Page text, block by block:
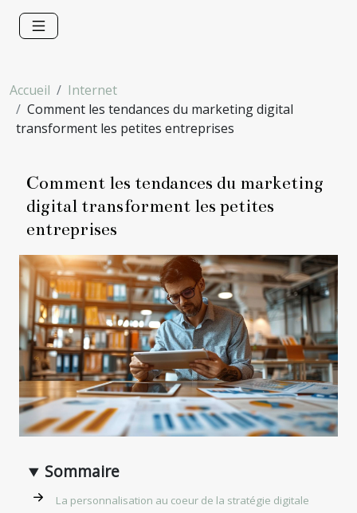
Accueil
Internet
Comment les tendances du marketing digital
transforment les petites entreprises
Comment les tendances du marketing
digital transforment les petites
entreprises
Sommaire
La personnalisation au coeur de la stratégie digitale